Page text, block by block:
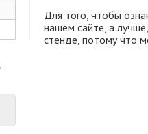
Для того, чтобы
нашем сайте, а
стенде, потому что